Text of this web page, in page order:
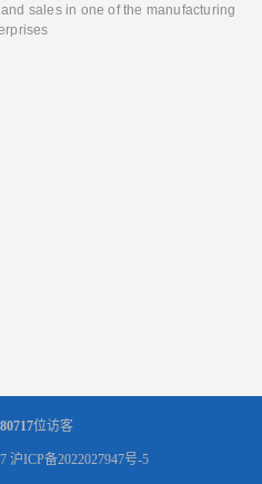
sales in one of the manufacturing
位访客
沪ICP备2022027947号-5